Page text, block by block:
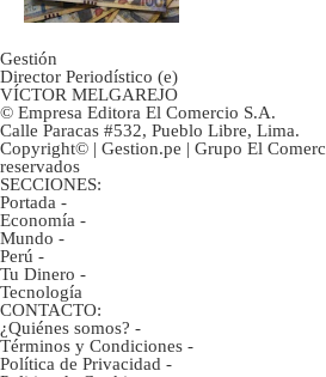
Gestión
Director Periodístico (e)
VÍCTOR MELGAREJO
© Empresa Editora El Comercio S.A.
Calle Paracas #532, Pueblo Libre, Lima.
Copyright© | Gestion.pe | Grupo El
reservados
SECCIONES:
Portada -
Economía -
Mundo -
Perú -
Tu Dinero -
Tecnología
CONTACTO:
¿Quiénes somos? -
Términos y Condiciones -
Política de Privacidad -